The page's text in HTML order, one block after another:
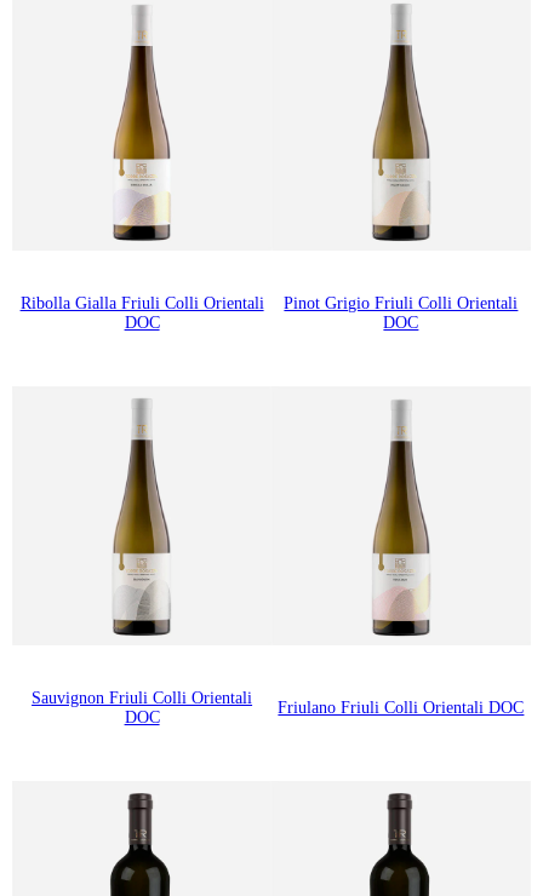
Ribolla Gialla Friuli Colli Orientali
DOC
Pinot Grigio Friuli Colli Orientali
DOC
Sauvignon Friuli Colli Orientali
DOC
Friulano Friuli Colli Orientali DOC